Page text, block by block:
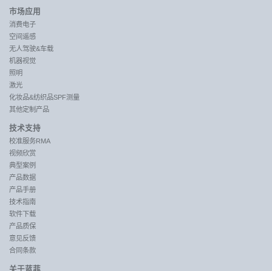
市场应用
消费电子
空间遥感
无人驾驶&车载
机器视觉
照明
激光
化妆品&纺织品SPF测量
其他定制产品
技术支持
校准服务RMA
视频欣赏
典型案例
产品数据
产品手册
技术指南
软件下载
产品质保
意见反馈
合同条款